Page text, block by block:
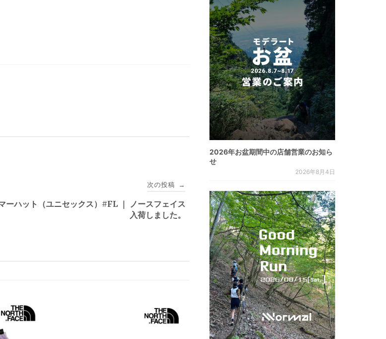
次の投稿 →
ーハット（ユニセックス）#FL ｜ ノースフェイス
入荷しました。
2026年お盆期間中の店舗営業のお知ら
せ
2026年8月4日